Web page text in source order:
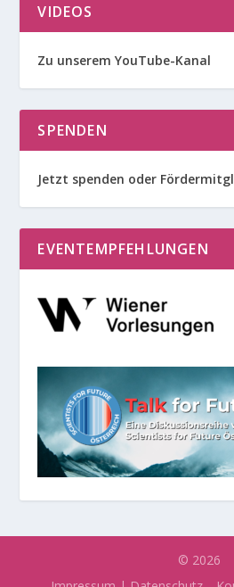
VIDEOS
Zu unserem YouTube-Kanal
SPENDEN
Jetzt spenden oder
EVENTEMPFEHLUNGEN
© 2026